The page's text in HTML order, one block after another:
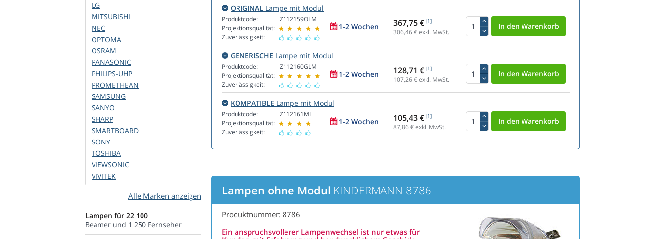
ORIGINAL Lampe mit Modul
Produktcode:
Projektionsqualität:
Zuverlässigkeit:
Z112159OLM
1-2 Wochen 367,75 € [1]
306,46€ exkl. MwSt.
GENERISCHE Lampe mit Modul
Produktcode:
Projektionsqualität:
Zuverlässigkeit:
Z112160GLM
1-2 Wochen 128,71 € [1]
107,26€ exkl. MwSt.
KOMPATIBLE Lampe mit Modul
Produktcode:
Projektionsqualität:
Zuverlässigkeit:
Z112161ML
1-2 Wochen 105,43 € [1]
87,86€ exkl. MwSt.
Lampen ohne Modul KINDERMANN 8786
Produktnummer: 8786
Ein anspruchsvollerer Lampenwechsel ist nur etwas für
LG
MITSUBISHI
NEC
OPTOMA
OSRAM
PANASONIC
PHILIPS-UHP
PROMETHEAN
SAMSUNG
SANYO
SHARP
SMARTBOARD
SONY
TOSHIBA
VIEWSONIC
VIVITEK
Alle Marken anzeigen
Lampen für 22 100
Beamer und 1 250 Fernseher